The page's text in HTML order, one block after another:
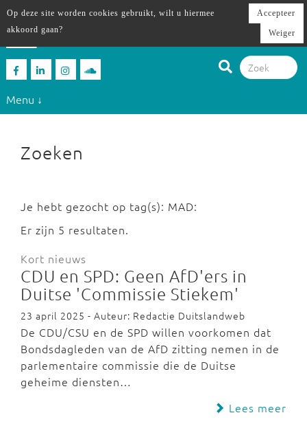
Menu ↓
Zoeken
Je hebt gezocht op tag(s): MAD:
Er zijn 5 resultaten.
Kort nieuws
CDU en SPD: Geen AfD'ers in
Duitse 'Commissie Stiekem'
23 april 2025 - Auteur: Redactie Duitslandweb
De CDU/CSU en de SPD willen voorkomen dat
Bondsdagleden van de AfD zitting nemen in de
parlementaire commissie die de Duitse
geheime diensten…
Lees meer
Op deze site worden cookies gebruikt, wilt u hiermee
akkoord gaan?
Accepteer
Weiger